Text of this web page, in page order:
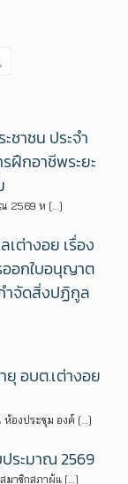
ชาชน ประจำ
ฝึกอาชีพระยะ
2569 ห […]
ต่างอย เรื่อง
ออกใบอนุญาต
ำจัดสิ่งปฏิกูล
อบต.เต่างอย
องประชุม องค์ […]
ระมาณ 2569
มาชิกสภาผู้แ […]